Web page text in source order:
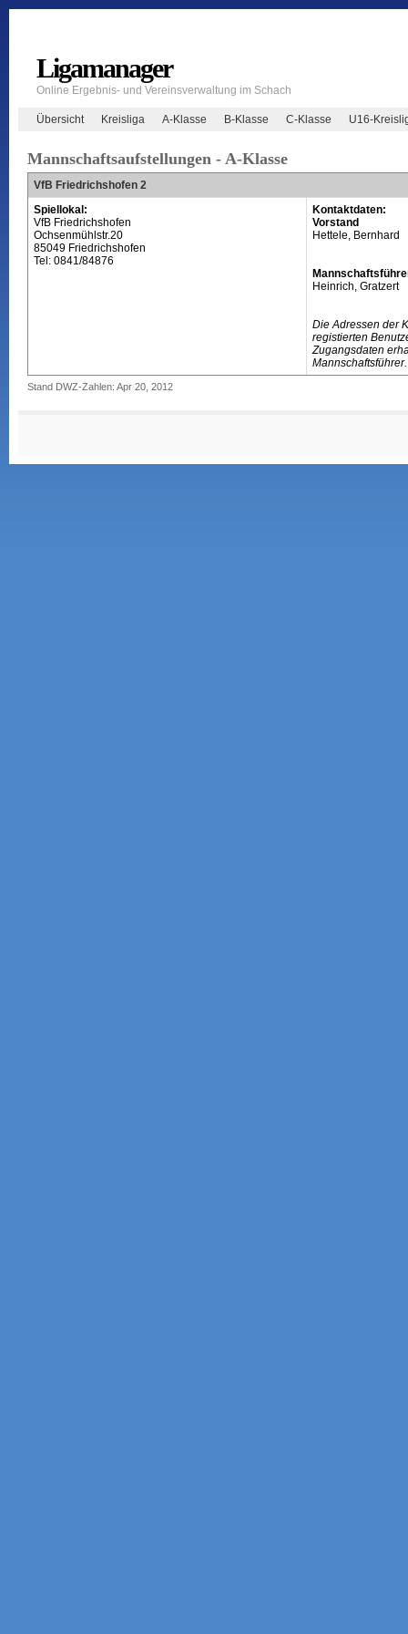
Ligamanager
Online Ergebnis- und Vereinsverwaltung im Schach
Übersicht Kreisliga A-Klasse B-Klasse C-Klasse U16-
Mannschaftsaufstellungen - A-Klasse
VfB Friedrichshofen 2
Spiellokal:
VfB Friedrichshofen
Ochsenmühlstr.20
85049 Friedrichshofen
Tel: 0841/84876
Kontaktdaten:
Vorstand
Hettele, Bernhard
Heinrich, Gratzert
Die Adressen der
registierten
Zugangsdaten
Mannschaftsführer.
Stand DWZ-Zahlen: Apr 20, 2012